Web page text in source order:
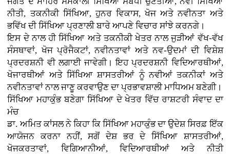
ਨੀਤੀ, ਤਕਨੀਕੀ ਸਿੱਖਿਆ, ਹੁਨਰ ਵਿਕਾਸ, ਖੋਜ ਅਤੇ ਨਵੀਨਤਾ ਅਤੇ
ਭਵਿੱਖ ਦੀ ਸਿੱਖਿਆ ਪ੍ਰਣਾਲੀ ਬਾਰੇ ਆਪਣੇ ਵਿਚਾਰ ਸਾਂਝੇ ਕਰਨਗੇ।
ਇਸ ਦੇ ਨਾਲ ਹੀ ਸਿੱਖਿਆ ਅਤੇ ਤਕਨੀਕੀ ਖੇਤਰ ਨਾਲ ਜੁੜੀਆਂ ਵੱਖ-ਵੱਖ
ਸੰਸਥਾਵਾਂ, ਖੋਜ ਪ੍ਰੋਜੈਕਟਾਂ, ਨਵੀਨਤਾਵਾਂ ਅਤੇ ਨਵ-ਉਦਮਾਂ ਦੀ ਵਿਸ਼ੇਸ਼
ਪ੍ਰਦਰਸ਼ਨੀ ਵੀ ਲਗਾਈ ਜਾਵੇਗੀ। ਇਹ ਪ੍ਰਦਰਸ਼ਨੀ ਵਿਦਿਆਰਥੀਆਂ,
ਖੋਜਾਰਥੀਆਂ ਅਤੇ ਸਿੱਖਿਆ ਸ਼ਾਸਤਰੀਆਂ ਨੂੰ ਨਵੀਆਂ ਤਕਨੀਕਾਂ ਅਤੇ
ਨਵੀਨਤਾਵਾਂ ਨਾਲ ਜਾਣੂ ਕਰਵਾਉਣ ਦਾ ਪ੍ਰਭਾਵਸ਼ਾਲੀ ਮਾਧਿਅਮ ਬਣੇਗੀ।
ਸਿੱਖਿਆ ਮਹਾਕੁੰਭ ਬਣੇਗਾ ਸਿੱਖਿਆ ਦੇ ਖੇਤਰ ਵਿੱਚ ਰਾਸ਼ਟਰੀ ਸੰਵਾਦ ਦਾ
ਮੰਚ
ਡਾ. ਅਮਿਤ ਕਾਂਸਲ ਨੇ ਕਿਹਾ ਕਿ ਸਿੱਖਿਆ ਮਹਾਕੁੰਭ ਦਾ ਉਦੇਸ਼ ਸਿਰਫ਼ ਇੱਕ
ਆਯੋਜਨ ਕਰਨਾ ਨਹੀਂ, ਸਗੋਂ ਦੇਸ਼ ਭਰ ਦੇ ਸਿੱਖਿਆ ਸ਼ਾਸਤਰੀਆਂ,
ਖੋਜਕਰਤਾਵਾਂ, ਵਿਗਿਆਨੀਆਂ, ਵਿਦਿਆਰਥੀਆਂ ਅਤੇ ਨੀਤੀ